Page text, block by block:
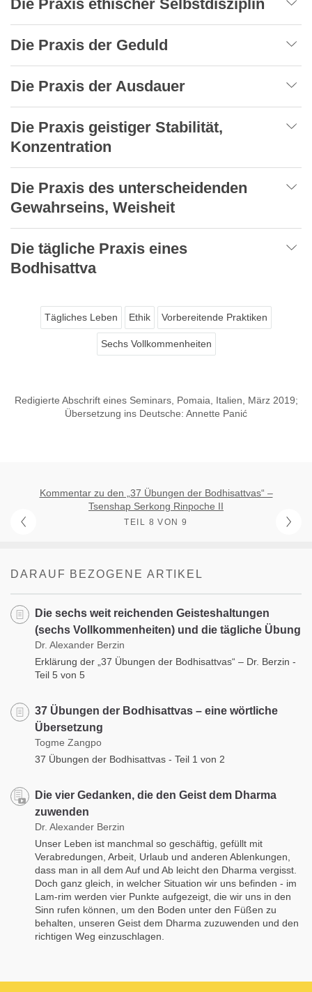
Die Praxis ethischer Selbstdisziplin
Die Praxis der Geduld
Die Praxis der Ausdauer
Die Praxis geistiger Stabilität,
Konzentration
Die Praxis des unterscheidenden
Gewahrseins, Weisheit
Die tägliche Praxis eines
Bodhisattva
Tägliches Leben Ethik Vorbereitende Praktiken
Sechs Vollkommenheiten
Redigierte Abschrift eines Seminars, Pomaia, Italien, März 2019;
Übersetzung ins Deutsche: Annette Panić
Kommentar zu den „37 Übungen der Bodhisattvas“ –
Tsenshap Serkong Rinpoche II
TEIL 8 VON 9
DARAUF BEZOGENE ARTIKEL
Die sechs weit reichenden Geisteshaltungen
(sechs Vollkommenheiten) und die tägliche Übung
Dr. Alexander Berzin
Erklärung der „37 Übungen der Bodhisattvas“ – Dr. Berzin -
Teil 5 von 5
37 Übungen der Bodhisattvas – eine wörtliche
Übersetzung
Togme Zangpo
37 Übungen der Bodhisattvas - Teil 1 von 2
Die vier Gedanken, die den Geist dem Dharma
zuwenden
Dr. Alexander Berzin
Unser Leben ist manchmal so geschäftig, gefüllt mit
Verabredungen, Arbeit, Urlaub und anderen Ablenkungen,
dass man in all dem Auf und Ab leicht den Dharma vergisst.
Doch ganz gleich, in welcher Situation wir uns befinden - im
Lam-rim werden vier Punkte aufgezeigt, die wir uns in den
Sinn rufen können, um den Boden unter den Füßen zu
behalten, unseren Geist dem Dharma zuzuwenden und den
richtigen Weg einzuschlagen.